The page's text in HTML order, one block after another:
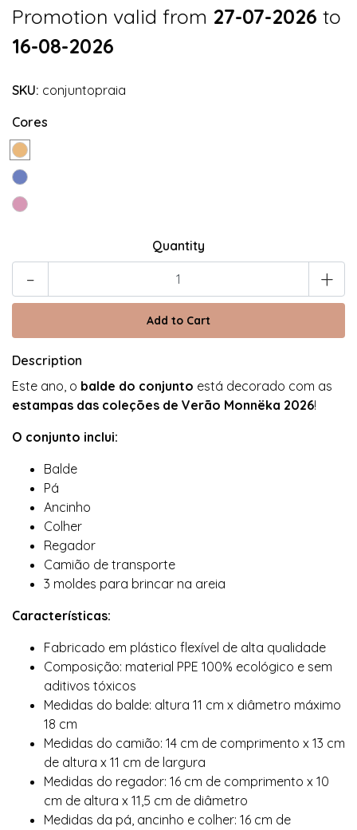
Promotion valid from 27-07-2026 to
16-08-2026
SKU: conjuntopraia
Cores
Quantity
- +
Description
Este ano, o balde do conjunto está decorado com as
estampas das coleções de Verão Monnëka 2026!
O conjunto inclui:
Balde
Pá
Ancinho
Colher
Regador
Camião de transporte
3 moldes para brincar na areia
Características:
Fabricado em plástico flexível de alta qualidade
Composição: material PPE 100% ecológico e sem
aditivos tóxicos
Medidas do balde: altura 11 cm x diâmetro máximo
18 cm
Medidas do camião: 14 cm de comprimento x 13 cm
de altura x 11 cm de largura
Medidas do regador: 16 cm de comprimento x 10
cm de altura x 11,5 cm de diâmetro
Medidas da pá, ancinho e colher: 16 cm de